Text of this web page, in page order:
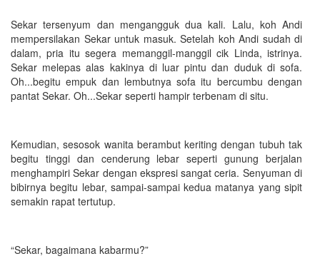
Sekar tersenyum dan mengangguk dua kali. Lalu, koh Andi
mempersilakan Sekar untuk masuk. Setelah koh Andi sudah di
dalam, pria itu segera memanggil-manggil cik Linda, istrinya.
Sekar melepas alas kakinya di luar pintu dan duduk di sofa.
Oh...begitu empuk dan lembutnya sofa itu bercumbu dengan
pantat Sekar. Oh...Sekar seperti hampir terbenam di situ.
Kemudian, sesosok wanita berambut keriting dengan tubuh tak
begitu tinggi dan cenderung lebar seperti gunung berjalan
menghampiri Sekar dengan ekspresi sangat ceria. Senyuman di
bibirnya begitu lebar, sampai-sampai kedua matanya yang sipit
semakin rapat tertutup.
“Sekar, bagaimana kabarmu?”